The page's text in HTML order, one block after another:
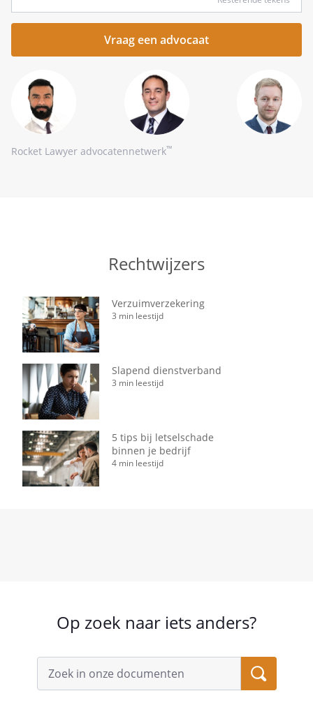
hier
kort
vraag
Rocket Lawyer advocatennetwerk™
Rechtwijzers
Verzuimverzekering
3 min leestijd
Slapend dienstverband
3 min leestijd
5 tips bij letselschade
binnen je bedrijf
4 min leestijd
Op zoek naar iets anders?